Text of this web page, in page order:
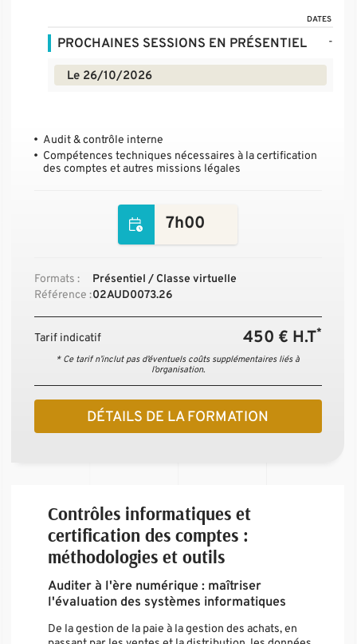
DATES
PROCHAINES SESSIONS EN PRÉSENTIEL -
Le 26/10/2026
Audit & contrôle interne
Compétences techniques nécessaires à la certification
des comptes et autres missions légales
7h00
Formats :
Présentiel / Classe virtuelle
Référence :02AUD0073.26
Tarif indicatif 450 € H.T*
* Ce tarif n’inclut pas d’éventuels coûts supplémentaires liés à
l’organisation.
DÉTAILS DE LA FORMATION
Contrôles informatiques et
certification des comptes :
méthodologies et outils
Auditer à l'ère numérique : maîtriser
l'évaluation des systèmes informatiques
De la gestion de la paie à la gestion des achats, en